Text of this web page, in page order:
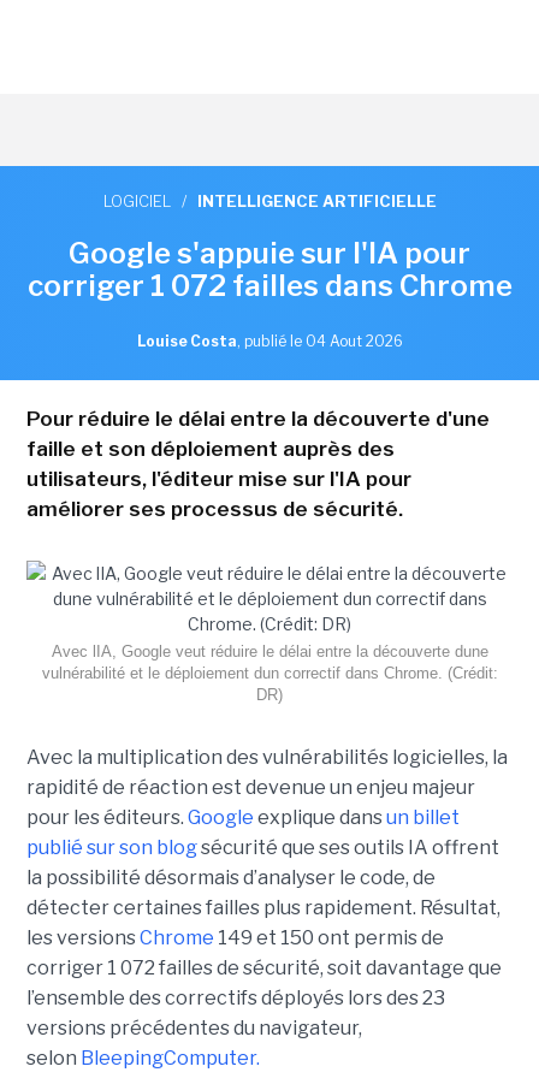
LOGICIEL / INTELLIGENCE ARTIFICIELLE
Google s'appuie sur l'IA pour
corriger 1 072 failles dans Chrome
Louise Costa, publié le 04 Aout 2026
Pour réduire le délai entre la découverte d'une
faille et son déploiement auprès des
utilisateurs, l'éditeur mise sur l'IA pour
améliorer ses processus de sécurité.
Avec lIA, Google veut réduire le délai entre la découverte dune
vulnérabilité et le déploiement dun correctif dans Chrome. (Crédit:
DR)
Avec la multiplication des vulnérabilités logicielles, la
rapidité de réaction est devenue un enjeu majeur
pour les éditeurs. Google explique dansun billet
publié sur son blogsécurité que ses outils IA offrent
la possibilité désormais d’analyser le code, de
détecter certaines failles plus rapidement. Résultat,
les versionsChrome 149 et 150 ont permis de
corriger 1 072 failles de sécurité, soit davantage que
l’ensemble des correctifs déployés lors des 23
versions précédentes du navigateur,
selon BleepingComputer.